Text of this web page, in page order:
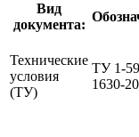
Вид
документа:
Технические
условия
(ТУ)
ТУ 1-
1630-